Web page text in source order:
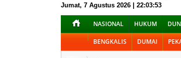
Jumat, 7 Agustus 2026 | 22:03:53
NASIONAL HUKUM
BENGKALIS DUMAI